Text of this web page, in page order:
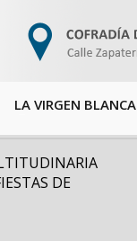
LA VIRGEN BLANCA
DE